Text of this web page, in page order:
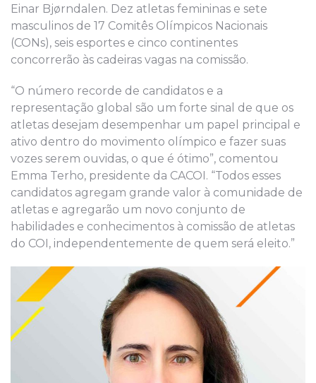
Einar Bjørndalen. Dez atletas femininas e sete
masculinos de 17 Comitês Olímpicos Nacionais
(CONs), seis esportes e cinco continentes
concorrerão às cadeiras vagas na comissão.
“O número recorde de candidatos e a
representação global são um forte sinal de que os
atletas desejam desempenhar um papel principal e
ativo dentro do movimento olímpico e fazer suas
vozes serem ouvidas, o que é ótimo”, comentou
Emma Terho, presidente da CACOI. “Todos esses
candidatos agregam grande valor à comunidade de
atletas e agregarão um novo conjunto de
habilidades e conhecimentos à comissão de atletas
do COI, independentemente de quem será eleito.”